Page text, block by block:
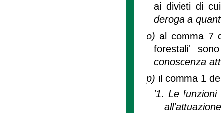
ai divieti di
deroga a
o)al comma 7
forestali'
conoscenza
p) il comma 1
'1. Le funzioni